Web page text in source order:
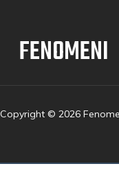
FENOMENI
Copyright © 2026